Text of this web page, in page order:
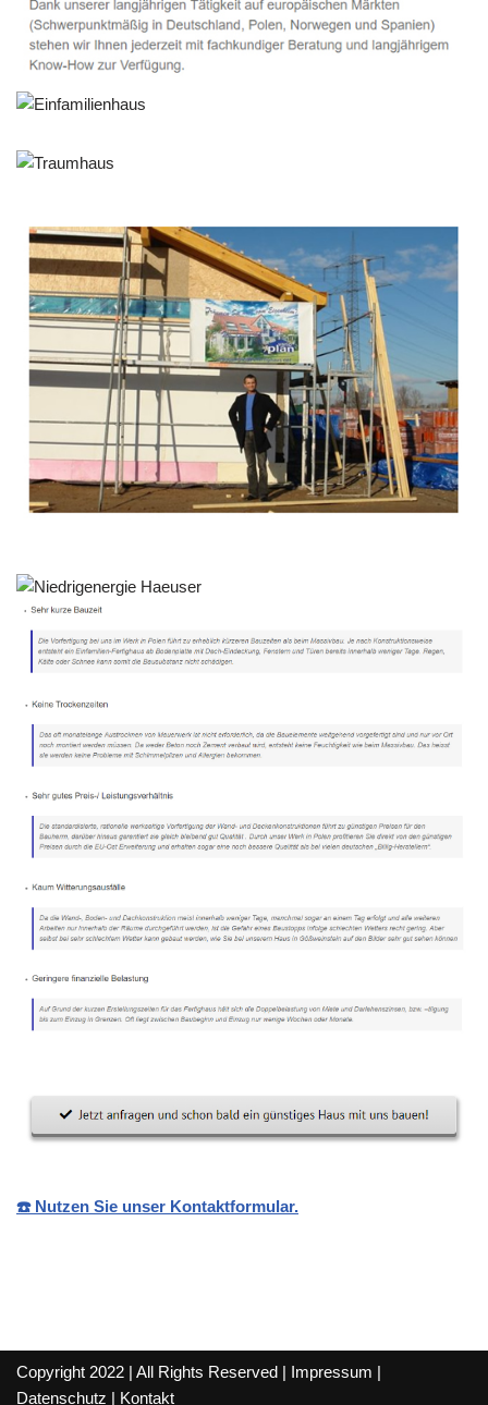
☎️ Nutzen Sie unser Kontaktformular.
Copyright 2022 | All Rights Reserved | Impressum |
Datenschutz | Kontakt